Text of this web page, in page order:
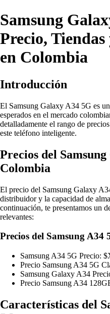
Samsung
Precio,
en Colombia
Introducción
El Samsung Galaxy A34 5G es
esperados en el mercado
detalladamente el rango de
este teléfono inteligente.
Precios del
Colombia
El precio del Samsung Galaxy
distribuidor y la capacidad de
continuación, te presentamos un
relevantes:
Precios del Samsung A34
Samsung A34 5G Precio:
Precio Samsung A34 5G
Samsung Galaxy A34
Precio Samsung A34
Características del